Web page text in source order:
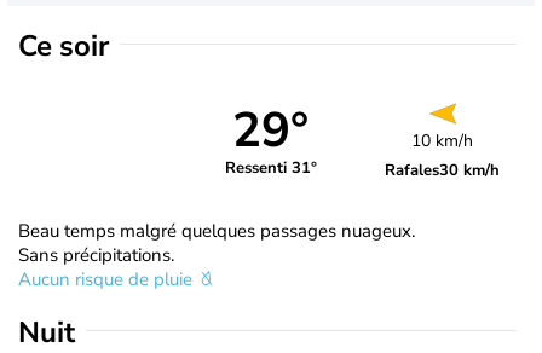
Ce soir
29°
Ressenti 31°
10 km/h
Rafales30 km/h
Beau temps malgré quelques passages nuageux.
Sans précipitations.
Aucun risque de pluie
Nuit